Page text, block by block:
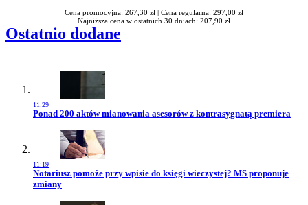
Cena promocyjna: 267,30 zł | Cena regularna: 297,00 zł
Najniższa cena w ostatnich 30 dniach: 207,90 zł
Ostatnio dodane
11:29
Przejdź do artykułu:
Ponad 200 aktów mianowania asesorów z kontrasygnatą premiera
11:19
Przejdź do artykułu:
Notariusz pomoże przy wpisie do księgi wieczystej? MS proponuje
zmiany